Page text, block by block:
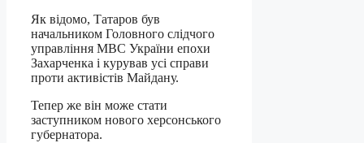
Як відомо, Татаров був
начальником Головного слідчого
управління МВС України епохи
Захарченка і курував усі справи
проти активістів Майдану.
Тепер же він може стати
заступником нового херсонського
губернатора.